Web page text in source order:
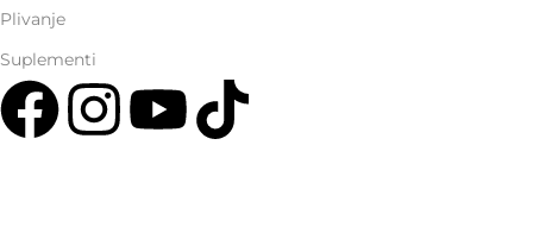
Plivanje
Suplementi